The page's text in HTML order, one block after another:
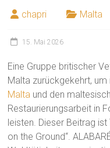
chapri Malta
15. Mai 2026
Eine Gruppe britischer
Malta zurückgekehrt,
Malta und den
Restaurierungsarbeit in
leisten. Dieser Beitrag
on the Ground“.